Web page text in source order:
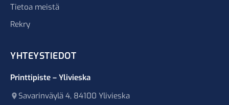
Tietoa meistä
Rekry
YHTEYSTIEDOT
Printtipiste – Ylivieska
Savarinväylä 4, 84100 Ylivieska